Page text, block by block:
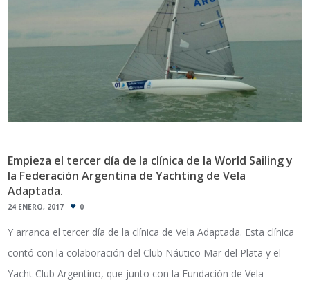
Empieza el tercer día de la clínica de la World Sailing y
la Federación Argentina de Yachting de Vela
Adaptada.
24 ENERO, 2017 0
Y arranca el tercer día de la clínica de Vela Adaptada. Esta clínica
contó con la colaboración del Club Náutico Mar del Plata y el
Yacht Club Argentino, que junto con la Fundación de Vela